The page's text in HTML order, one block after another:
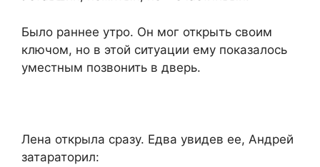
Было раннее утро. Он мог открыть своим
ключом, но в этой ситуации ему показалось
уместным позвонить в дверь.
Лена открыла сразу. Едва увидев ее, Андрей
затараторил: